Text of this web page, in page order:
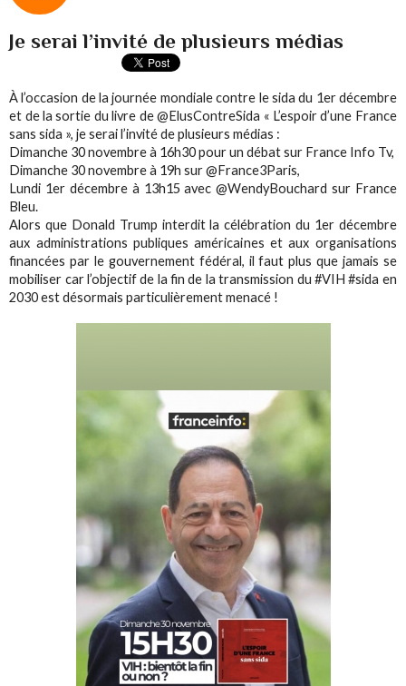
Je serai l’invité de plusieurs médias
À l’occasion de la journée mondiale contre le sida du 1er décembre
et de la sortie du livre de @ElusContreSida « L’espoir d’une France
sans sida », je serai l’invité de plusieurs médias :
Dimanche 30 novembre à 16h30 pour un débat sur France Info Tv,
Dimanche 30 novembre à 19h sur @France3Paris,
Lundi 1er décembre à 13h15 avec @WendyBouchard sur France
Bleu.
Alors que Donald Trump interdit la célébration du 1er décembre
aux administrations publiques américaines et aux organisations
financées par le gouvernement fédéral, il faut plus que jamais se
mobiliser car l’objectif de la fin de la transmission du #VIH #sida en
2030 est désormais particulièrement menacé !